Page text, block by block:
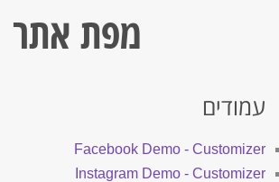
מפת אתר
עמודים
Facebook Demo - Customizer
Instagram Demo - Customizer